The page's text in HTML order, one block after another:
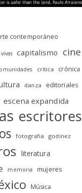
contemporáneo
capitalismo cine
crítica crónica
danza editoriales
escena expandida
escritores
fotografia godinez
literatura
memoria mujeres
Música